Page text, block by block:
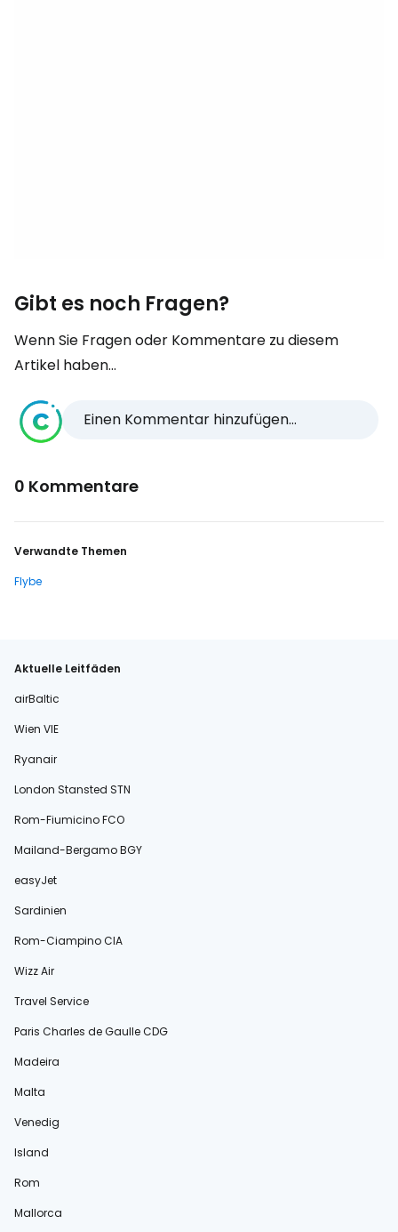
Gibt es noch Fragen?
Wenn Sie Fragen oder Kommentare zu diesem
Artikel haben...
Einen Kommentar hinzufügen...
0 Kommentare
Verwandte Themen
Flybe
Aktuelle Leitfäden
airBaltic
Wien VIE
Ryanair
London Stansted STN
Rom-Fiumicino FCO
Mailand-Bergamo BGY
easyJet
Sardinien
Rom-Ciampino CIA
Wizz Air
Travel Service
Paris Charles de Gaulle CDG
Madeira
Malta
Venedig
Island
Rom
Mallorca